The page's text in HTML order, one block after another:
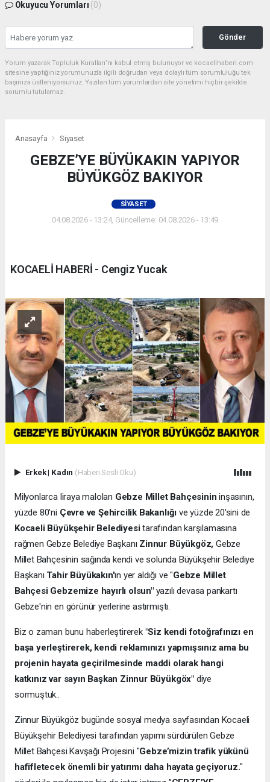
Okuyucu Yorumları (0)
Gönder
Yorum yazarak Topluluk Kuralları’nı kabul etmiş bulunuyor ve kocaelihaberi.com
sitesine yaptığınız yorumunuzla ilgili doğrudan veya dolaylı tüm sorumluluğu tek
başınıza üstleniyorsunuz. Yazılan tüm yorumlardan site yönetimi hiçbir şekilde
sorumlu tutulamaz.
Anasayfa Siyaset
GEBZE’YE BÜYÜKAKIN YAPIYOR
BÜYÜKGÖZ BAKIYOR
SIYASET
04.08.2026 - 13:24, Güncelleme: 04.08.2026 - 13:49
KOCAELİ HABERİ - Cengiz Yucak
Erkek| Kadın (Haberi Sesli Oku)
Milyonlarca liraya malolan Gebze Millet Bahçesinin inşasının,
yüzde 80'ni Çevre ve Şehircilik Bakanlığı ve yüzde 20'sini de
Kocaeli Büyükşehir Belediyesitarafından karşılamasına
rağmen Gebze Belediye Başkanı Zinnur Büyükgöz, Gebze
Millet Bahçesinin sağında kendi ve solunda Büyükşehir Belediye
Başkanı Tahir Büyükakın'ın yer aldığı ve "Gebze Millet
Bahçesi Gebzemize hayırlı olsun"yazılı devasa pankartı
Gebze'nin en görünür yerlerine astırmıştı.
Biz o zaman bunu haberleştirerek "Siz kendi fotoğrafınızı en
başa yerleştirerek, kendi reklamınızı yapmışsınız ama bu
projenin hayata geçirilmesinde maddi olarak hangi
katkınız var sayın Başkan Zinnur Büyükgöx" diye
sormuştuk..
Zinnur Büyükgöz bugünde sosyal medya sayfasından Kocaeli
Büyükşehir Belediyesi tarafından yapımı sürdürülen Gebze
Millet Bahçesi Kavşağı Projesini "Gebze’mizin trafik yükünü
hafifletecek önemli bir yatırımı daha hayata geçiyoruz."